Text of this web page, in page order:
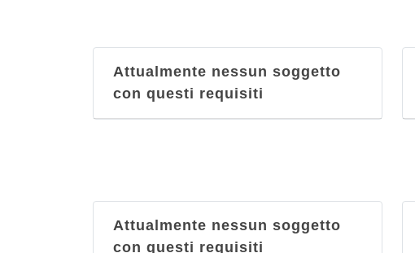
Attualmente nessun soggetto
con questi requisiti
Attualmente nessun soggetto
con questi requisiti